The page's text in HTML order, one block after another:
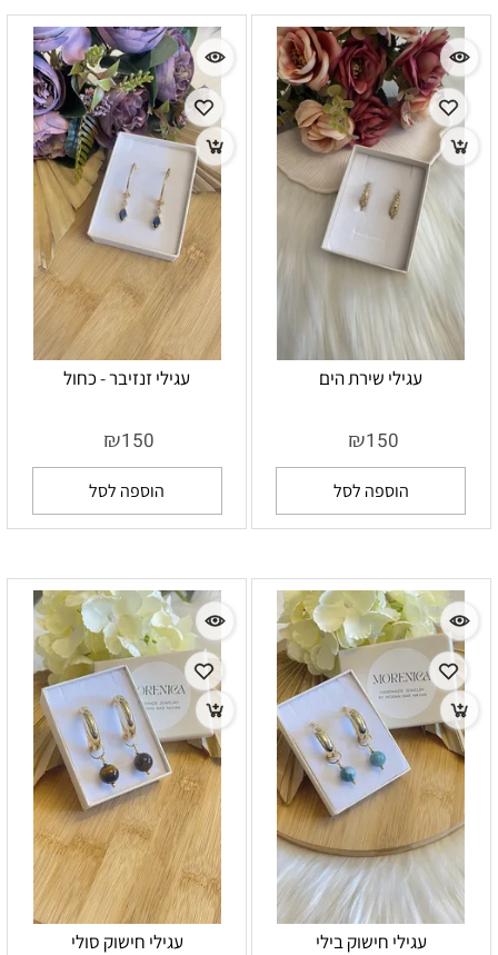
עגילי שירת הים
₪150
הוספה לסל
עגילי זנזיבר - כחול
₪150
הוספה לסל
עגילי חישוק בילי עגילי חישוק סולי